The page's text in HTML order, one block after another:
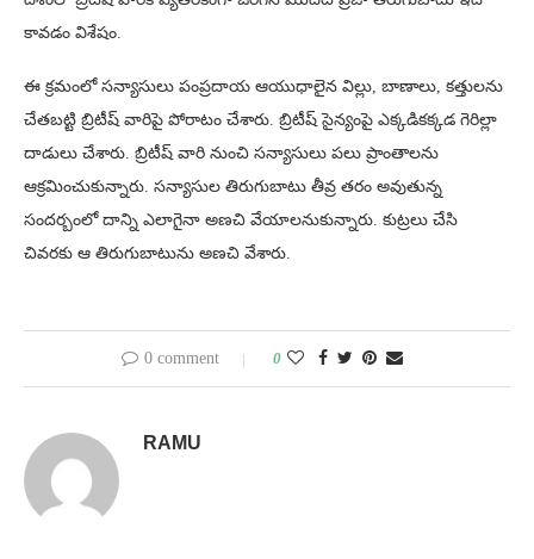
కావడం విశేషం.
ఈ క్రమంలో సన్యాసులు పంప్రదాయ ఆయుధాలైన విల్లు, బాణాలు, కత్తులను
చేతబట్టి బ్రిటీష్ వారిపై పోరాటం చేశారు. బ్రిటీష్ సైన్యంపై ఎక్కడికక్కడ గెరిల్లా
దాడులు చేశారు. బ్రిటీష్ వారి నుంచి సన్యాసులు పలు ప్రాంతాలను
ఆక్రమించుకున్నారు. సన్యాసుల తిరుగుబాటు తీవ్ర తరం అవుతున్న
సందర్బంలో దాన్ని ఎలాగైనా అణచి వేయాలనుకున్నారు. కుట్రలు చేసి
చివరకు ఆ తిరుగుబాటును అణచి వేశారు.
0 comment 0
RAMU